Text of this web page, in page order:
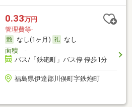
0.33万円
管理費等-
なし(1ヶ月)
なし
面積-
バス/「鉄砲町」バス停 停歩1分
福島県伊達郡川俣町字鉄炮町